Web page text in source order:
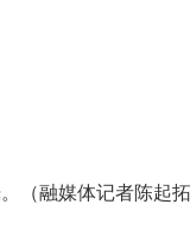
（融媒体记者陈起拓